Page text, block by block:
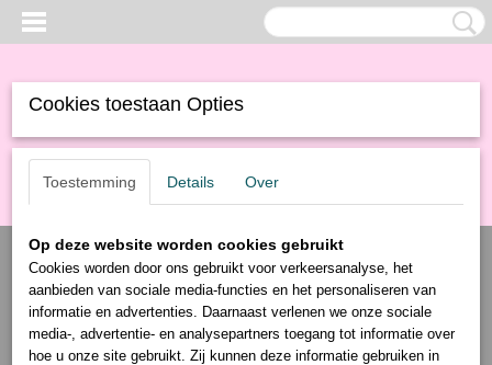
Cookies toestaan Opties
Toestemming Details Over
Op deze website worden cookies gebruikt
Cookies worden door ons gebruikt voor verkeersanalyse, het
aanbieden van sociale media-functies en het personaliseren van
informatie en advertenties. Daarnaast verlenen we onze sociale
media-, advertentie- en analysepartners toegang tot informatie over
hoe u onze site gebruikt. Zij kunnen deze informatie gebruiken in